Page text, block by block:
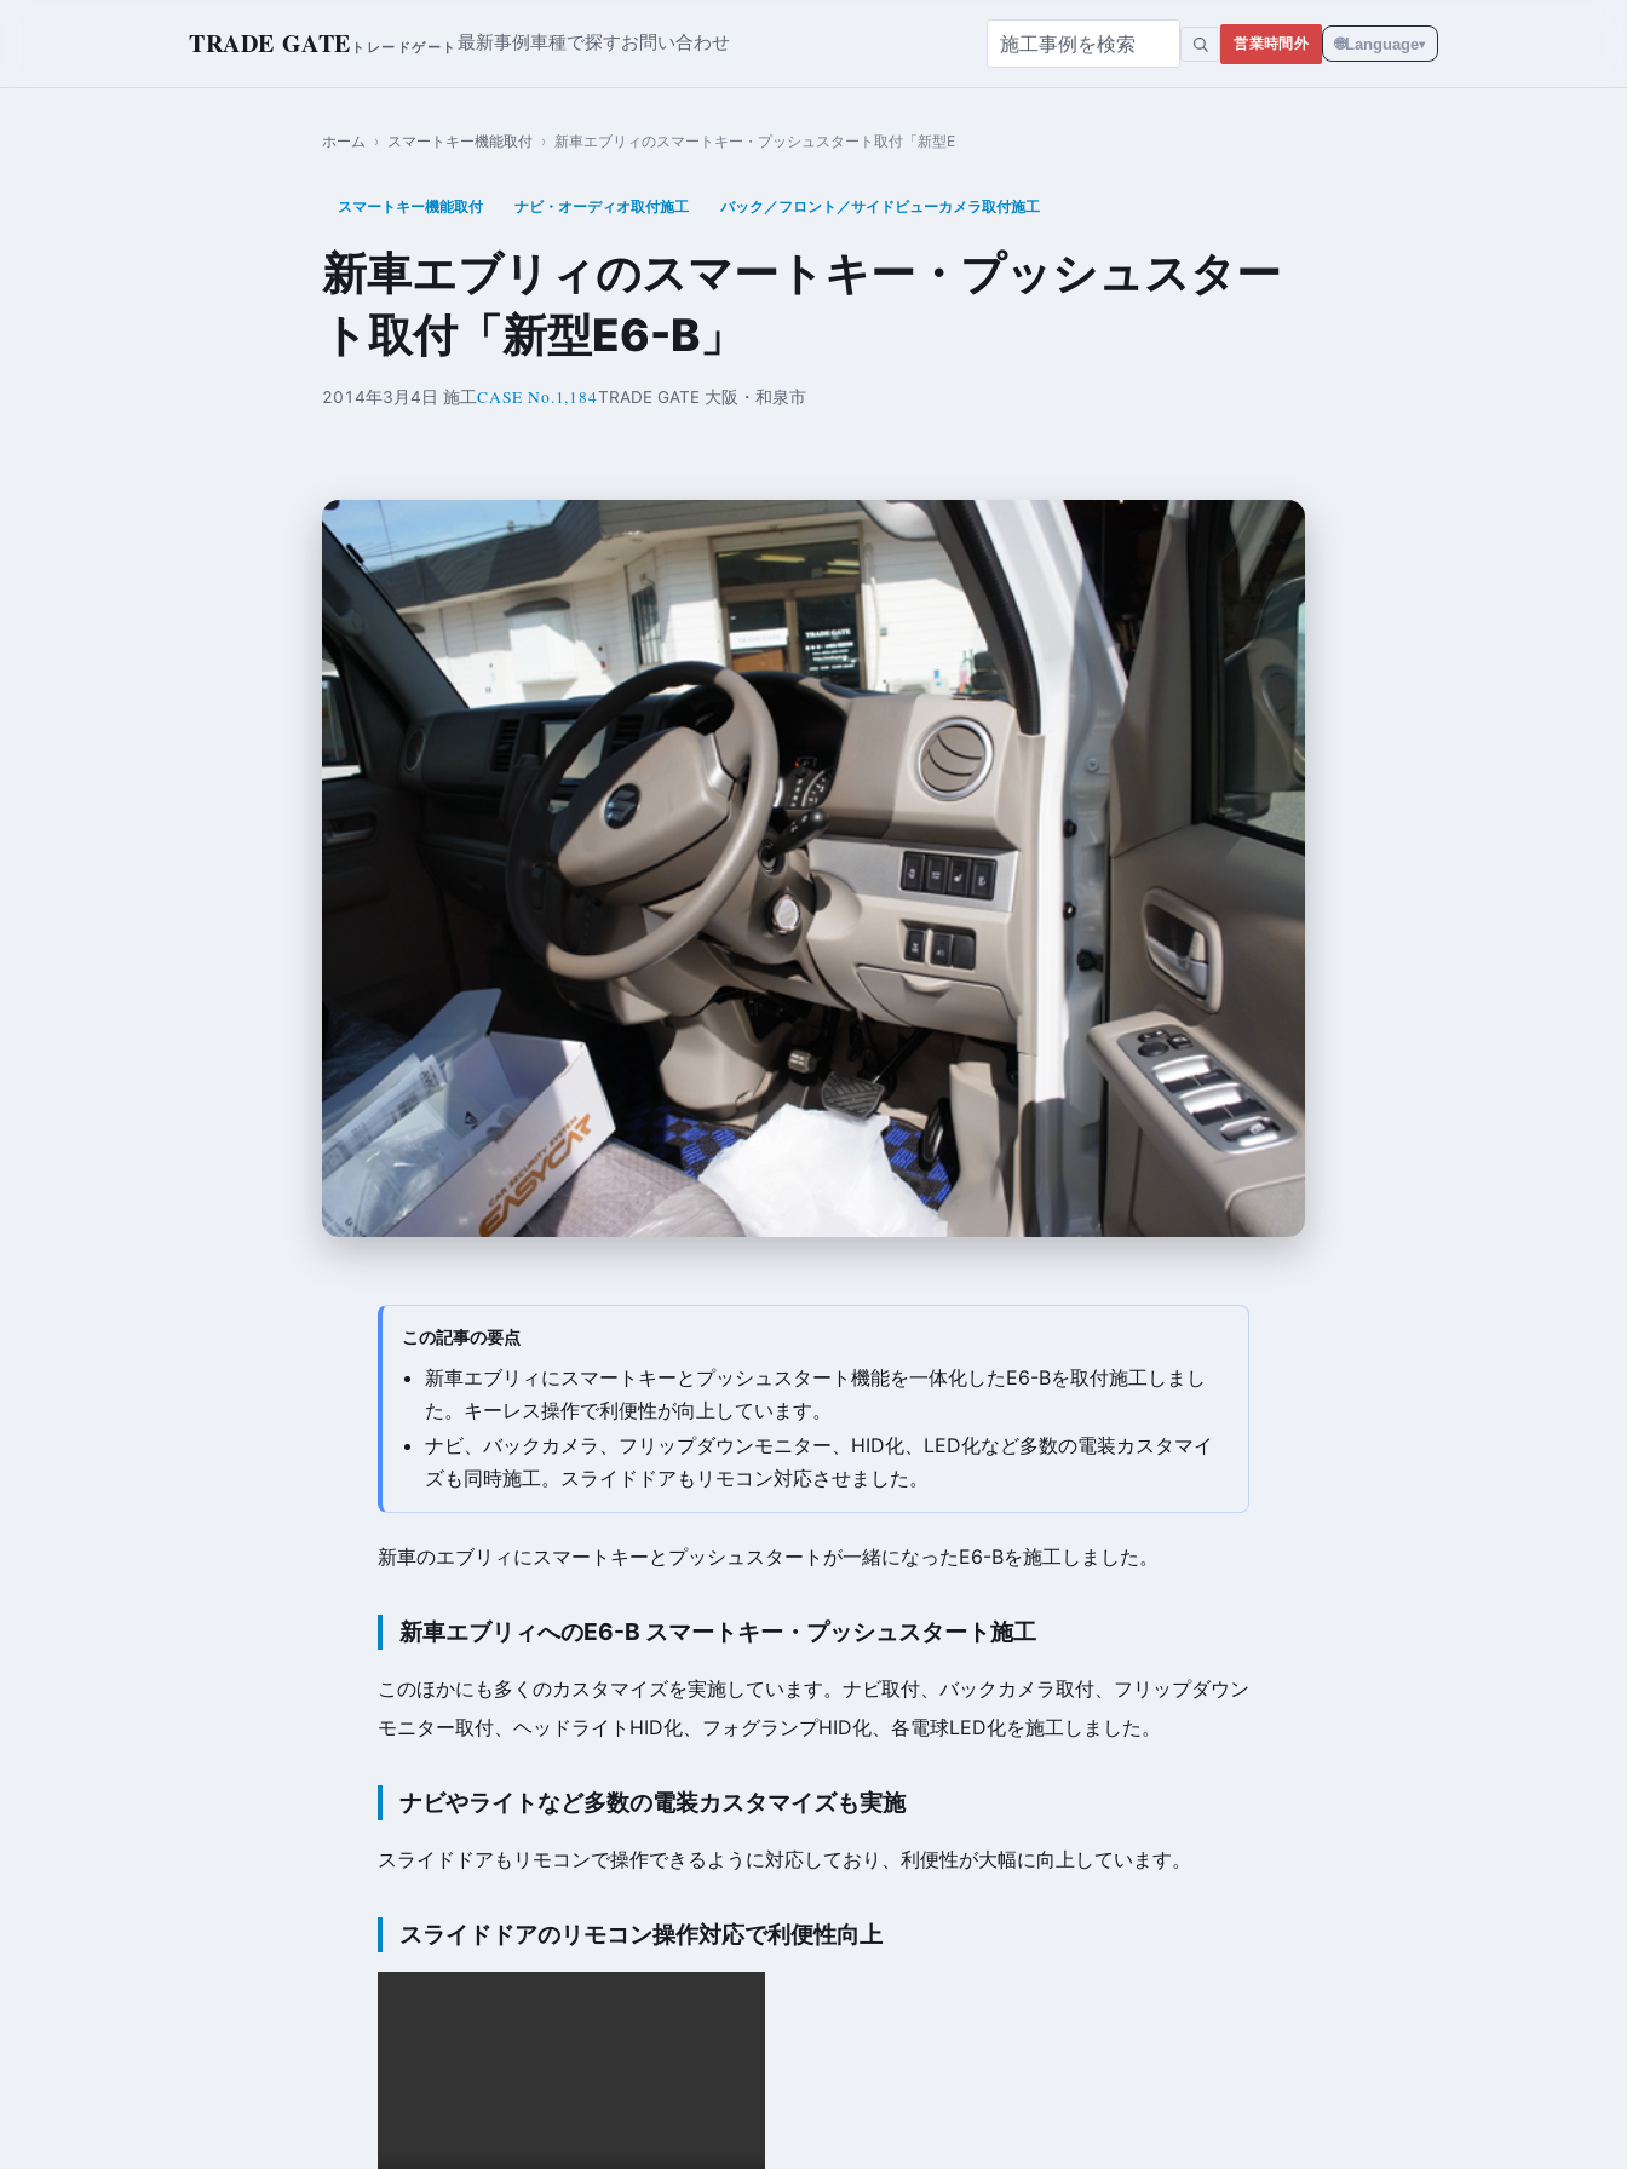
TRADE GATE トレードゲート 最新事例車種で探すお問い合わせ 営業時間外 🌐Language▾
ホーム › スマートキー機能取付 › 新車エブリィのスマートキー・プッシュスタート取付「新型E
スマートキー機能取付 ナビ・オーディオ取付施工 バック／フロント／サイドビューカメラ取付施工
新車エブリィのスマートキー・プッシュスター
ト取付「新型E6-B」
2014年3月4日 施工CASE No.1,184TRADE GATE 大阪・和泉市
この記事の要点
新車エブリィにスマートキーとプッシュスタート機能を一体化したE6-Bを取付施工しまし
た。キーレス操作で利便性が向上しています。
ナビ、バックカメラ、フリップダウンモニター、HID化、LED化など多数の電装カスタマイ
ズも同時施工。スライドドアもリモコン対応させました。
新車のエブリィにスマートキーとプッシュスタートが一緒になったE6-Bを施工しました。
新車エブリィへのE6-B スマートキー・プッシュスタート施工
このほかにも多くのカスタマイズを実施しています。ナビ取付、バックカメラ取付、フリップダウン
モニター取付、ヘッドライトHID化、フォグランプHID化、各電球LED化を施工しました。
ナビやライトなど多数の電装カスタマイズも実施
スライドドアもリモコンで操作できるように対応しており、利便性が大幅に向上しています。
スライドドアのリモコン操作対応で利便性向上